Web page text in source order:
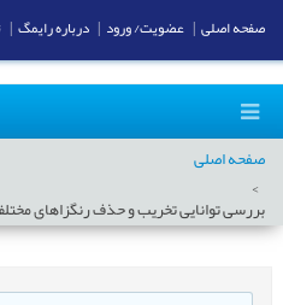
صفحه اصلی
بررسی توانایی تخریب و حذف رنگزاهای
صفحه اصلی عضویت/ ورود درباره رایمگ